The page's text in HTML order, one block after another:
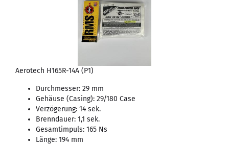
Aerotech H165R-14A (P1)
Durchmesser: 29 mm
Gehäuse (Casing): 29/180 Case
Verzögerung: 14 sek.
Brenndauer: 1,1 sek.
Gesamtimpuls: 165 Ns
Länge: 194 mm